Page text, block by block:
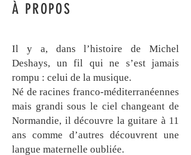
À PROPOS
Il y a, dans l’histoire de Michel
Deshays, un fil qui ne s’est jamais
rompu : celui de la musique.
Né de racines franco‑méditerranéennes
mais grandi sous le ciel changeant de
Normandie, il découvre la guitare à 11
ans comme d’autres découvrent une
langue maternelle oubliée.